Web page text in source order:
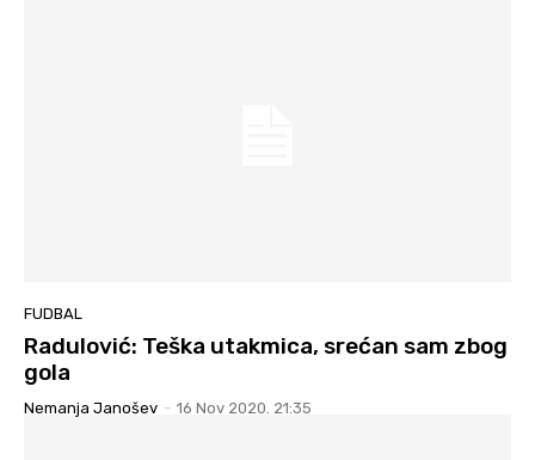
FUDBAL
Radulović: Teška utakmica, srećan sam zbog
gola
Nemanja Janošev - 16 Nov 2020. 21:35